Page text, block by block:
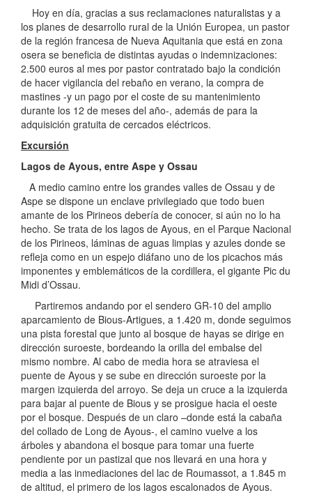
Hoy en día, gracias a sus reclamaciones naturalistas y a
los planes de desarrollo rural de la Unión Europea, un pastor
de la región francesa de Nueva Aquitania que está en zona
osera se beneficia de distintas ayudas o indemnizaciones:
2.500 euros al mes por pastor contratado bajo la condición
de hacer vigilancia del rebaño en verano, la compra de
mastines -y un pago por el coste de su mantenimiento
durante los 12 de meses del año-, además de para la
adquisición gratuita de cercados eléctricos.
Excursión
Lagos de Ayous, entre Aspe y Ossau
A medio camino entre los grandes valles de Ossau y de
Aspe se dispone un enclave privilegiado que todo buen
amante de los Pirineos debería de conocer, si aún no lo ha
hecho. Se trata de los lagos de Ayous, en el Parque Nacional
de los Pirineos, láminas de aguas limpias y azules donde se
refleja como en un espejo diáfano uno de los picachos más
imponentes y emblemáticos de la cordillera, el gigante Pic du
Midi d’Ossau.
Partiremos andando por el sendero GR-10 del amplio
aparcamiento de Bious-Artigues, a 1.420 m, donde seguimos
una pista forestal que junto al bosque de hayas se dirige en
dirección suroeste, bordeando la orilla del embalse del
mismo nombre. Al cabo de media hora se atraviesa el
puente de Ayous y se sube en dirección suroeste por la
margen izquierda del arroyo. Se deja un cruce a la izquierda
para bajar al puente de Bious y se prosigue hacia el oeste
por el bosque. Después de un claro –donde está la cabaña
del collado de Long de Ayous-, el camino vuelve a los
árboles y abandona el bosque para tomar una fuerte
pendiente por un pastizal que nos llevará en una hora y
media a las inmediaciones del lac de Roumassot, a 1.845 m
de altitud, el primero de los lagos escalonados de Ayous.